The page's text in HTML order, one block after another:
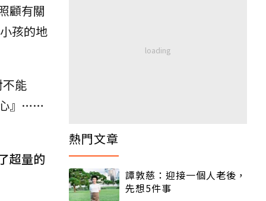
顧有關
孩的地
能
心』……
超量的
熱門文章
譚敦慈：迎接一個人老後，
先想5件事